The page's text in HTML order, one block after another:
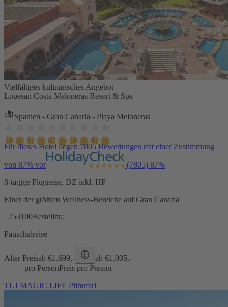
Vielfältiges kulinarisches Angebot
Lopesan Costa Meloneras Resort & Spa
Spanien - Gran Canaria - Playa Meloneras
Für dieses Hotel liegen 7805 Bewertungen mit einer Zustimmung
von 87% vor (7805) 87%
8-tägige Flugreise, DZ inkl. HP
Einer der größten Wellness-Bereiche auf Gran Canaria
253100Bestellnr.:
Pauschalreise
Alter Preisab €1.699,- ab €1.005,-
pro PersonPreis pro Person
TUI MAGIC LIFE Plimmiri